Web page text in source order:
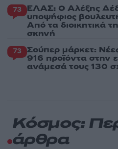
73 ΕΛΑΣ: Ο Αλέξης
υποψήφιος
Από τα διοικητικά
σκηνή
73 Σούπερ μάρκετ:
916 προϊόντα στην
ανάμεσά τους 130
Κόσμος:
άρθρα